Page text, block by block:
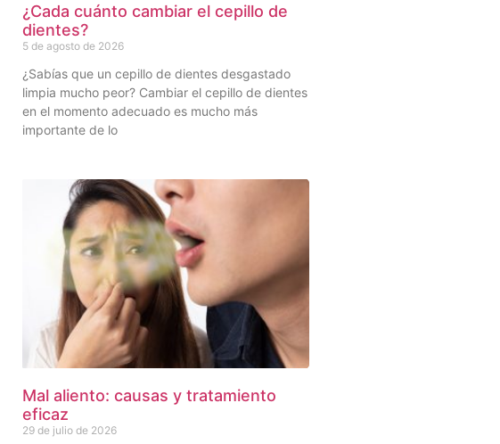
¿Cada cuánto cambiar el cepillo de
dientes?
5 de agosto de 2026
¿Sabías que un cepillo de dientes desgastado
limpia mucho peor? Cambiar el cepillo de dientes
en el momento adecuado es mucho más
importante de lo
Mal aliento: causas y tratamiento
eficaz
29 de julio de 2026